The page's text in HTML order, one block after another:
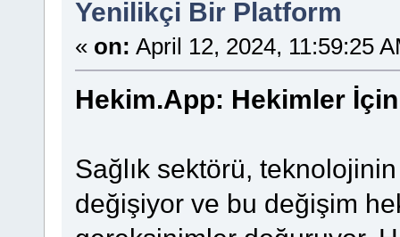
Yenilikçi Bir Platform
« on: April 12, 2024, 11:59:25
Hekim.App: Hekimler
Sağlık sektörü,
değişiyor ve bu değişim